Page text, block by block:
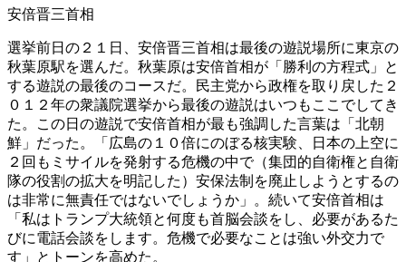
安倍晋三首相
選挙前日の２１日、安倍晋三首相は最後の遊説場所に東京の
秋葉原駅を選んだ。秋葉原は安倍首相が「勝利の方程式」と
する遊説の最後のコースだ。民主党から政権を取り戻した２
０１２年の衆議院選挙から最後の遊説はいつもここでしてき
た。この日の遊説で安倍首相が最も強調した言葉は「北朝
鮮」だった。「広島の１０倍にのぼる核実験、日本の上空に
２回もミサイルを発射する危機の中で（集団的自衛権と自衛
隊の役割の拡大を明記した）安保法制を廃止しようとするの
は非常に無責任ではないでしょうか」。続いて安倍首相は
「私はトランプ大統領と何度も首脳会談をし、必要があるた
びに電話会談をします。危機で必要なことは強い外交力で
す」とトーンを高めた。